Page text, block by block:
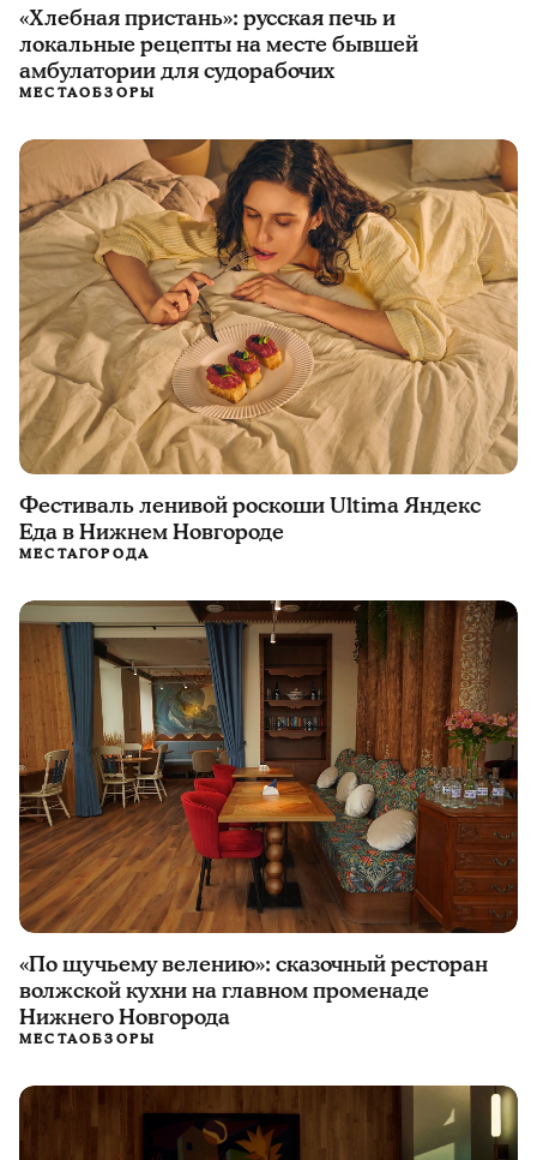
«Хлебная пристань»: русская печь и
локальные рецепты на месте бывшей
амбулатории для судорабочих
МЕСТАОБЗОРЫ
Фестиваль ленивой роскоши Ultima Яндекс
Еда в Нижнем Новгороде
МЕСТАГОРОДА
«По щучьему велению»: сказочный ресторан
волжской кухни на главном променаде
Нижнего Новгорода
МЕСТАОБЗОРЫ